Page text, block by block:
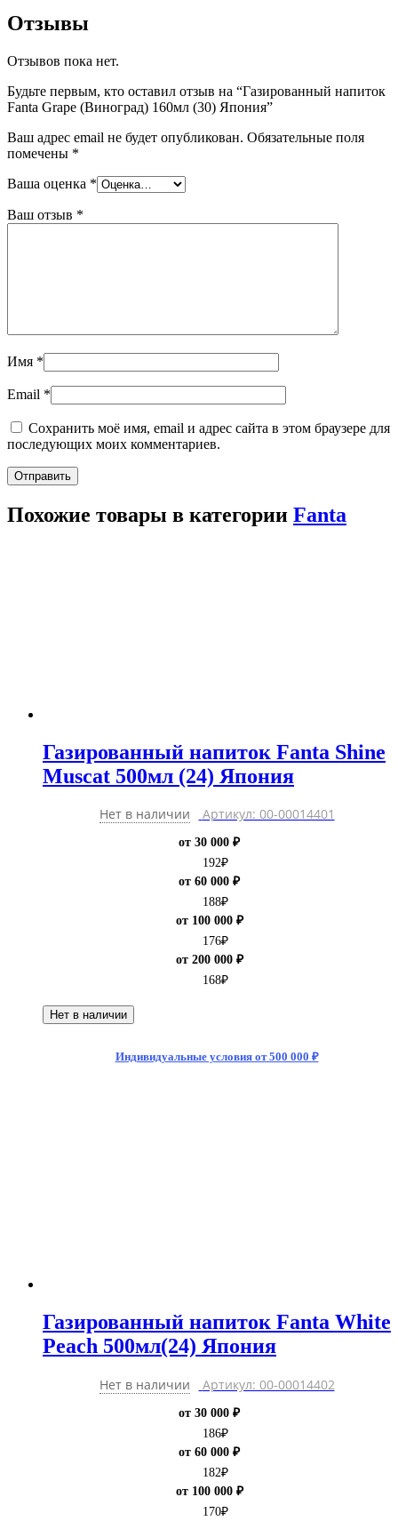
Отзывы
Отзывов пока нет.
Будьте первым, кто оставил отзыв на “Газированный напиток
Fanta Grape (Виноград) 160мл (30) Япония”
Ваш адрес email не будет опубликован. Обязательные поля
помечены *
Ваша оценка *
Ваш отзыв *
Имя *
Email *
Сохранить моё имя, email и адрес сайта в этом браузере для
последующих моих комментариев.
Похожие товары в категории Fanta
Газированный напиток Fanta Shine
Muscat 500мл (24) Япония
Нет в наличии Артикул: 00-00014401
от 30 000 ₽
192₽
от 60 000 ₽
188₽
от 100 000 ₽
176₽
от 200 000 ₽
168₽
Нет в наличии
Индивидуальные условия от 500 000 ₽
Газированный напиток Fanta White
Peach 500мл(24) Япония
Нет в наличии Артикул: 00-00014402
от 30 000 ₽
186₽
от 60 000 ₽
182₽
от 100 000 ₽
170₽